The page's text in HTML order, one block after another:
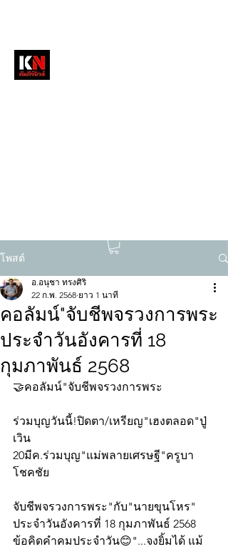
โพสต์
คอลัมน์"จับชีพจรวงการพระ
ประจำวันอังคารที่ 18
กุมภาพันธ์ 2568
อ.อนุชา ทรงศิริ
22 ก.พ. 2568 ยาว 1 นาที
🤝คอลัมน์"จับชีพจรวงการพระ
ร่วมบุญวันนี้!ปิดตา/เหรียญ"เฮงตลอด"ปู่
เวิน
20มีค.ร่วมบุญ"แม่พลายเศรษฐี"ครูบา
โชคชัย
จับชีพจรวงการพระ"กับ"นายขุนโหร"
ประจำวันอังคารที่ 18 กุมภาพันธ์ 2568
ข้อคิดคำคมประจำวัน😊"...จงยิ้มได้ แม้